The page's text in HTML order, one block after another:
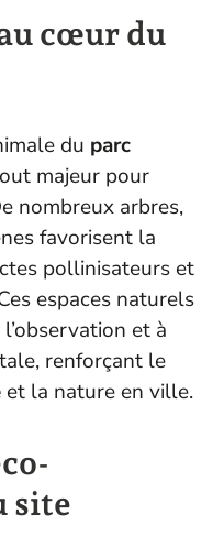
cœur du
du parc
majeur pour
nombreux arbres,
favorisent la
pollinisateurs et
espaces naturels
et à
renforçant le
et la nature en ville.
site